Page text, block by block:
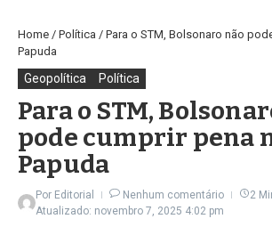
Home / Política / Para o STM, Bolsonaro não
Papuda
Geopolítica Política
Para o STM,
pode cumprir pena
Papuda
Por Editorial Nenhum comentário
2
Atualizado: novembro 7, 2025 4:02 pm